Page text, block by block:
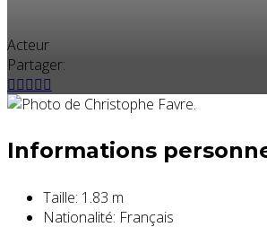
Acteur
Partager:
Informations
Taille: 1.83 m
Nationalité: Français